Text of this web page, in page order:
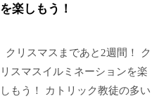
を楽しもう！
クリスマスまであと2週間！ ク
リスマスイルミネーションを楽
しもう！ カトリック教徒の多い